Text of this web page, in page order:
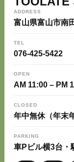
ADDRESS
富山県富山市南
TEL
076-425-5422
OPEN
AM 11:00 – PM
CLOSED
年中無休（年末
PARKING
車Pビル横3台・